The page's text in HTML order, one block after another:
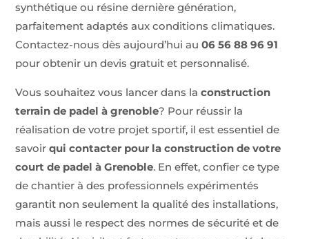
synthétique ou résine dernière génération,
parfaitement adaptés aux conditions climatiques.
Contactez-nous dès aujourd’hui au06 56 88 96 91
pour obtenir un devis gratuit et personnalisé.
Vous souhaitez vous lancer dans laconstruction
terrain de padel àgrenoble? Pour réussir la
réalisation de votre projet sportif, il est essentiel de
savoirqui contacter pour la construction de votre
court de padel à Grenoble. En effet, confier ce type
de chantier à des professionnels expérimentés
garantit non seulement la qualité des installations,
mais aussi le respect des normes de sécurité et de